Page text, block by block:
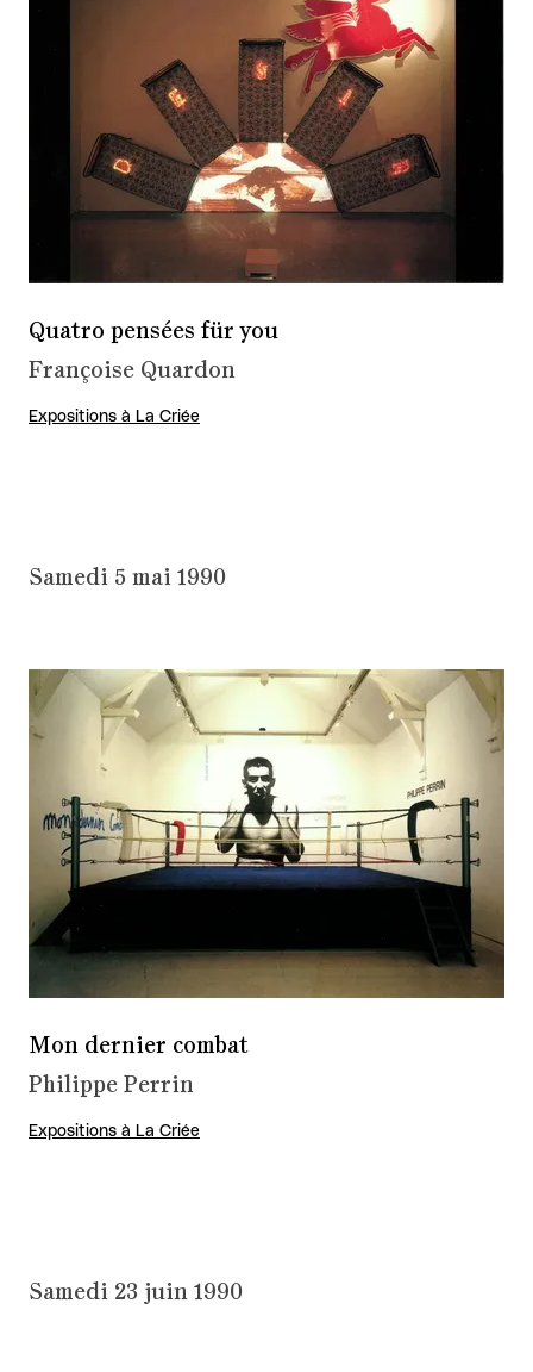
Quatro pensées für you
Françoise Quardon
Expositions à La Criée
Samedi 5 mai 1990
Mon dernier combat
Philippe Perrin
Expositions à La Criée
Samedi 23 juin 1990